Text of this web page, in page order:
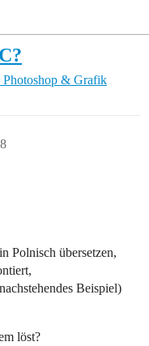
Photoshop & Grafik
Polnisch übersetzen,
Beispiel)
löst?